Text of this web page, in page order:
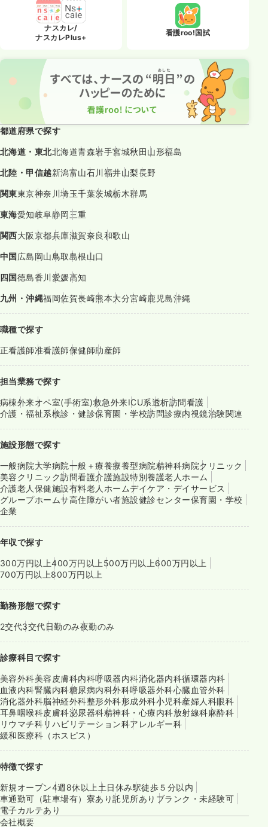
ナスカレ/
ナスカレPlus+
看護roo!国試
都道府県で探す
北海道・東北北海道青森岩手宮城秋田山形福島
北陸・甲信越新潟富山石川福井山梨長野
関東東京神奈川埼玉千葉茨城栃木群馬
東海愛知岐阜静岡三重
関西大阪京都兵庫滋賀奈良和歌山
中国広島岡山鳥取島根山口
四国徳島香川愛媛高知
九州・沖縄福岡佐賀長崎熊本大分宮崎鹿児島沖縄
職種で探す
正看護師准看護師保健師助産師
担当業務で探す
病棟外来オペ室(手術室)救急外来ICU系透析訪問看護
介護・福祉系検診・健診保育園・学校訪問診療内視鏡治験関連
施設形態で探す
一般病院大学病院一般＋療養療養型病院精神科病院クリニック
美容クリニック訪問看護介護施設特別養護老人ホーム
介護老人保健施設有料老人ホームデイケア・デイサービス
グループホームサ高住障がい者施設健診センター保育園・学校
企業
年収で探す
300万円以上400万円以上 500万円以上600万円以上
700万円以上800万円以上
勤務形態で探す
2交代3交代日勤のみ夜勤のみ
診療科目で探す
美容外科美容皮膚科内科呼吸器内科消化器内科循環器内科
血液内科腎臓内科糖尿病内科外科呼吸器外科心臓血管外科
消化器外科脳神経外科整形外科形成外科小児科産婦人科眼科
耳鼻咽喉科皮膚科泌尿器科精神科・心療内科放射線科麻酔科
リウマチ科リハビリテーション科アレルギー科
緩和医療科（ホスピス）
特徴で探す
新規オープン4週8休以上 土日休み駅徒歩５分以内
車通勤可（駐車場有） 寮あり託児所あり ブランク・未経験可
電子カルテあり
会社概要